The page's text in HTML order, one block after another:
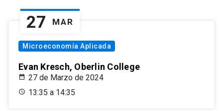
27 MAR
Microeconomía Aplicada
Evan Kresch, Oberlin College
27 de Marzo de 2024
13:35 a 14:35